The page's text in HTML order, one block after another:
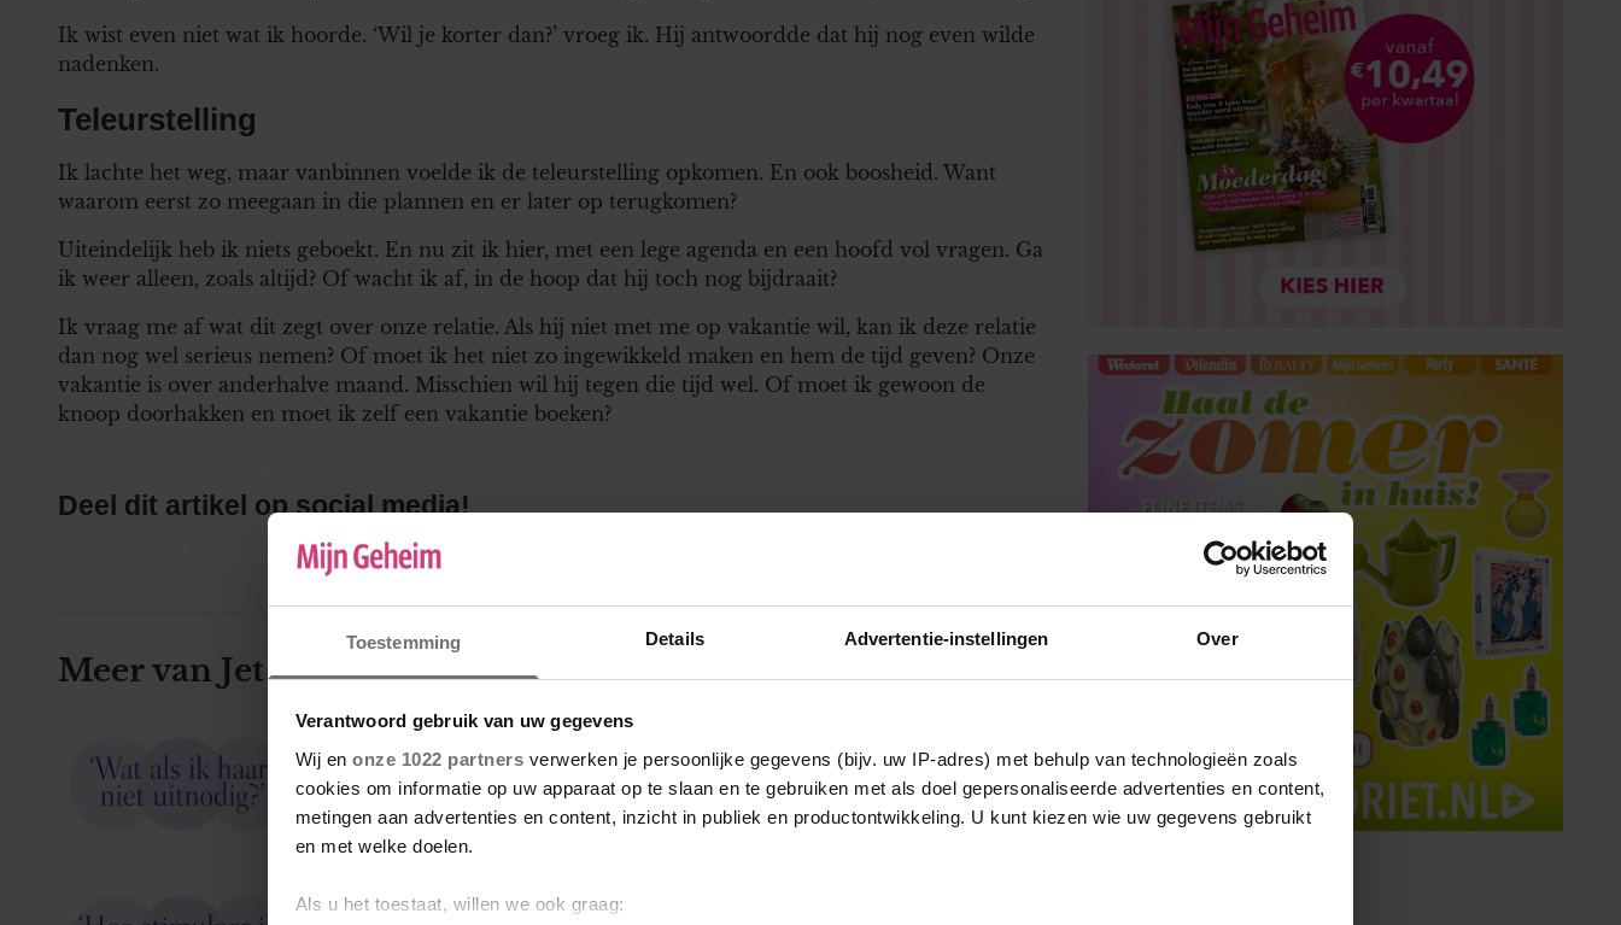
Toestemming Details Advertentie-instellingen Over
Verantwoord gebruik van uw gegevens
Wij en onze 1022 partners verwerken je persoonlijke gegevens (bijv. uw IP-adres) met behulp van technologieën zoals
cookies om informatie op uw apparaat op te slaan en te gebruiken met als doel gepersonaliseerde advertenties en content,
metingen aan advertenties en content, inzicht in publiek en productontwikkeling. U kunt kiezen wie uw gegevens gebruikt
en met welke doelen.
Als u het toestaat, willen we ook graag:
Ik wist even niet wat ik hoorde. ‘Wil je korter dan?’ vroeg ik. Hij antwoordde dat hij nog even wilde
nadenken.
Teleurstelling
Ik lachte het weg, maar vanbinnen voelde ik de teleurstelling opkomen. En ook boosheid. Want
waarom eerst zo meegaan in die plannen en er later op terugkomen?
Uiteindelijk heb ik niets geboekt. En nu zit ik hier, met een lege agenda en een hoofd vol vragen. Ga
ik weer alleen, zoals altijd? Of wacht ik af, in de hoop dat hij toch nog bijdraait?
Ik vraag me af wat dit zegt over onze relatie. Als hij niet met me op vakantie wil, kan ik deze relatie
dan nog wel serieus nemen? Of moet ik het niet zo ingewikkeld maken en hem de tijd geven? Onze
vakantie is over anderhalve maand. Misschien wil hij tegen die tijd wel. Of moet ik gewoon de
knoop doorhakken en moet ik zelf een vakantie boeken?
Deel dit artikel op social media!
Meer van Jet
Claudia twijfelt of haar neefje (9) wel naar de tandarts gaat